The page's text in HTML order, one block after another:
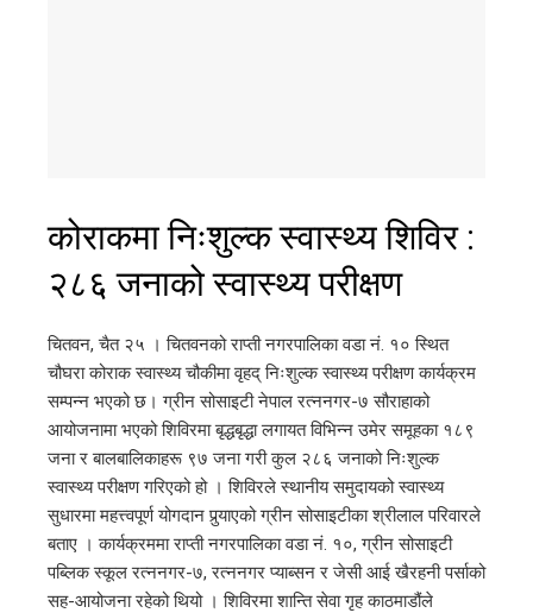
कोराकमा निःशुल्क स्वास्थ्य शिविर :
२८६ जनाको स्वास्थ्य परीक्षण
चितवन, चैत २५ । चितवनको राप्ती नगरपालिका वडा नं. १० स्थित
चौघरा कोराक स्वास्थ्य चौकीमा वृहद् निःशुल्क स्वास्थ्य परीक्षण कार्यक्रम
सम्पन्न भएको छ। ग्रीन सोसाइटी नेपाल रत्ननगर-७ सौराहाको
आयोजनामा भएको शिविरमा बृद्धबृद्धा लगायत विभिन्न उमेर समूहका १८९
जना र बालबालिकाहरू ९७ जना गरी कुल २८६ जनाको निःशुल्क
स्वास्थ्य परीक्षण गरिएको हो । शिविरले स्थानीय समुदायको स्वास्थ्य
सुधारमा महत्त्वपूर्ण योगदान पुर्‍याएको ग्रीन सोसाइटीका श्रीलाल परिवारले
बताए । कार्यक्रममा राप्ती नगरपालिका वडा नं. १०, ग्रीन सोसाइटी
पब्लिक स्कूल रत्ननगर-७, रत्ननगर प्याब्सन र जेसी आई खैरहनी पर्साको
सह-आयोजना रहेको थियो । शिविरमा शान्ति सेवा गृह काठमाडौंले